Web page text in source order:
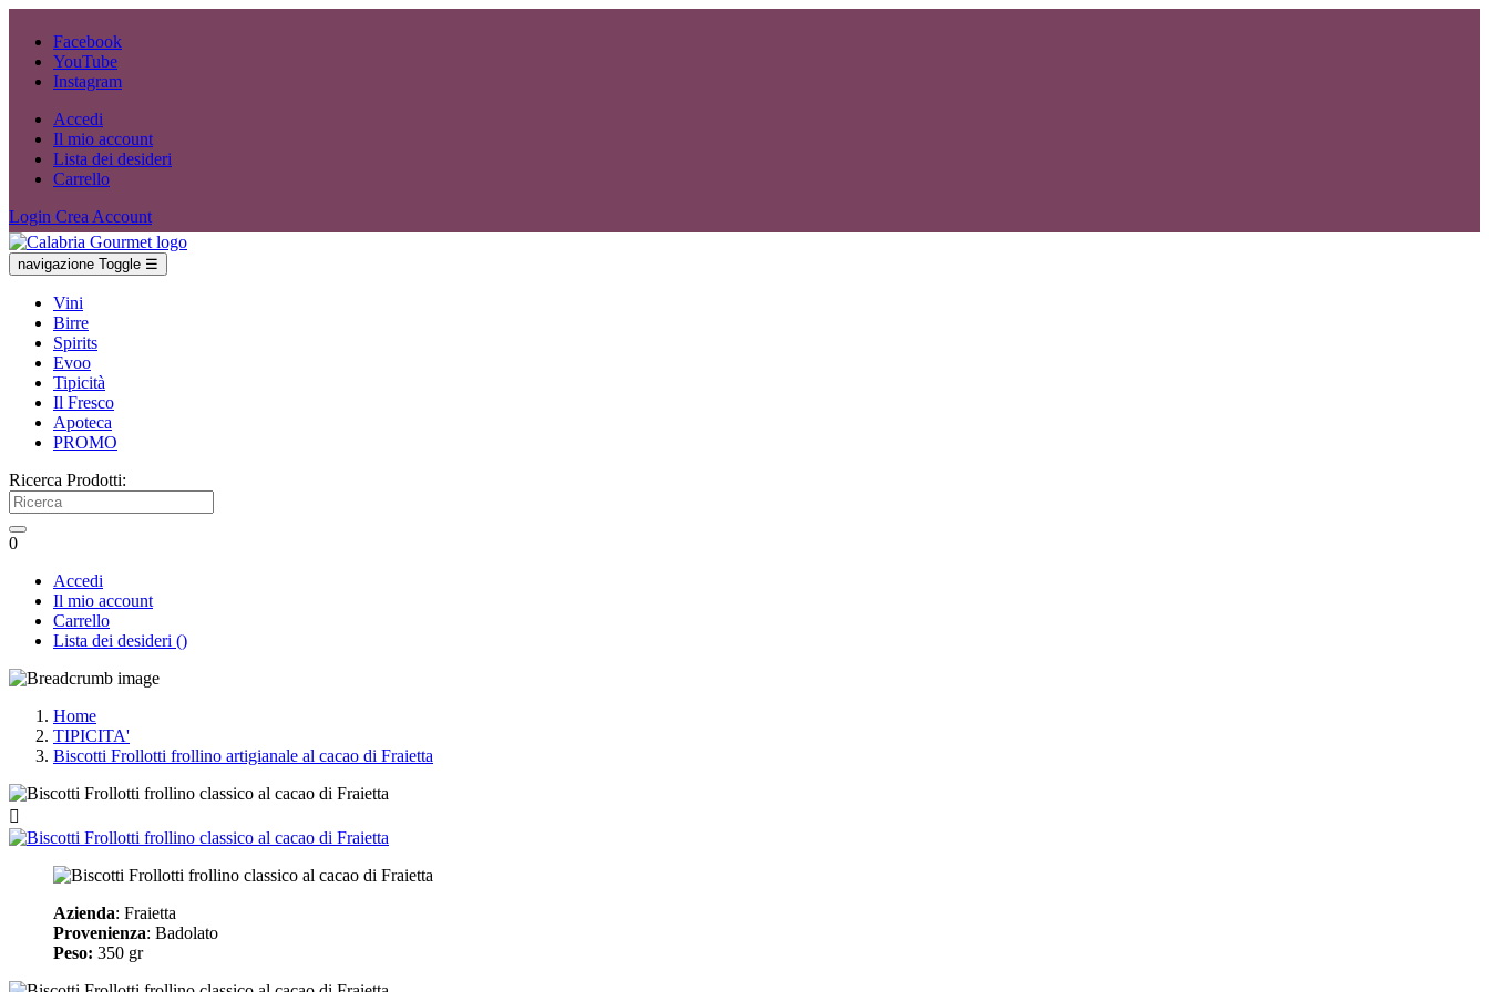
Facebook
YouTube
Instagram
Accedi
Il mio account
Lista dei desideri
Carrello
Login Crea Account
navigazione Toggle ☰
Vini
Birre
Spirits
Evoo
Tipicità
Il Fresco
Apoteca
PROMO
Ricerca Prodotti:
0
Accedi
Il mio account
Carrello
Lista dei desideri ()
Home
TIPICITA'
Biscotti Frollotti frollino artigianale al cacao di Fraietta

Azienda: Fraietta
Provenienza: Badolato
Peso: 350 gr